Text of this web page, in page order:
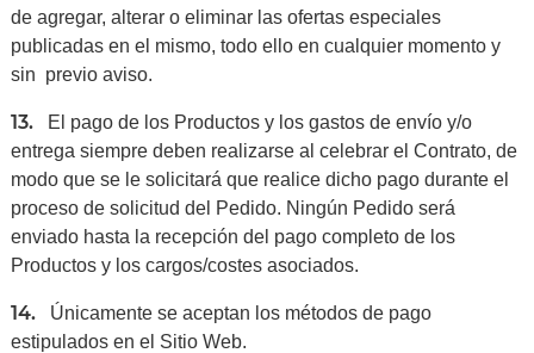
de agregar, alterar o eliminar las ofertas especiales
publicadas en el mismo, todo ello en cualquier momento y
sin previo aviso.
13.
El pago de los Productos y los gastos de envío y/o
entrega siempre deben realizarse al celebrar el Contrato, de
modo que se le solicitará que realice dicho pago durante el
proceso de solicitud del Pedido. Ningún Pedido será
enviado hasta la recepción del pago completo de los
Productos y los cargos/costes asociados.
14.
Únicamente se aceptan los métodos de pago
estipulados en el Sitio Web.